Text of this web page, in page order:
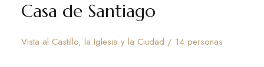
Casa de Santiago
Vista al Castillo, la Iglesia y la Ciudad / 14 personas